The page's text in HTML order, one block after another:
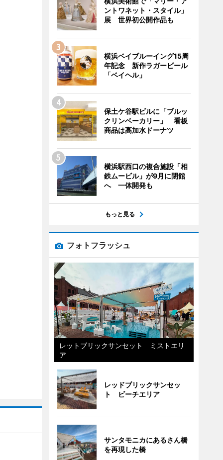
ントワネット・スタイル」
展 世界初公開作品も
横浜ベイブルーイング15周
年記念 新作ラガービール
「ベイヘル」
保土ケ谷駅ビルに「ブルッ
クリンベーカリー」 看板
商品は高加水ドーナツ
横浜駅西口の複合施設「相
鉄ムービル」が9月に閉館
へ 一体開発も
もっと見る
フォトフラッシュ
レットブリックサンセット ミストエリ
ア
レッドブリックサンセッ
ト ビーチエリア
サンタモニカにあるさん橋
を再現した橋